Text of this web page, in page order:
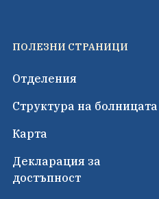
ПОЛЕЗНИ СТРАНИЦИ
Отделения
Структура на болницата
Карта
Декларация за
достъпност